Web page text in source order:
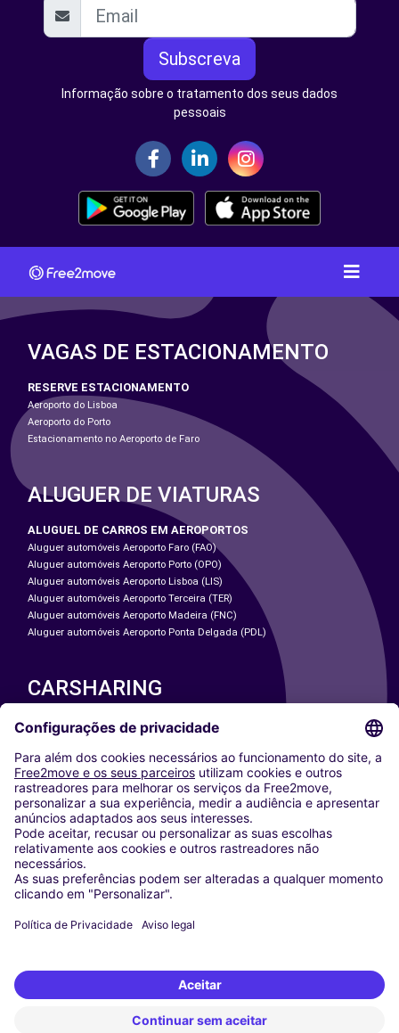
Subscreva
Informação sobre o tratamento dos seus dados
pessoais
VAGAS DE ESTACIONAMENTO
RESERVE ESTACIONAMENTO
Aeroporto do Lisboa
Aeroporto do Porto
Estacionamento no Aeroporto de Faro
ALUGUER DE VIATURAS
ALUGUEL DE CARROS EM AEROPORTOS
Aluguer automóveis Aeroporto Faro (FAO)
Aluguer automóveis Aeroporto Porto (OPO)
Aluguer automóveis Aeroporto Lisboa (LIS)
Aluguer automóveis Aeroporto Terceira (TER)
Aluguer automóveis Aeroporto Madeira (FNC)
Aluguer automóveis Aeroporto Ponta Delgada (PDL)
CARSHARING
NOSSAS CIDADES
Washington DC
Milan
Rome
Turin
Vienna
Berlin
Cologne
Dusseldorf
Frankfurt
Munich